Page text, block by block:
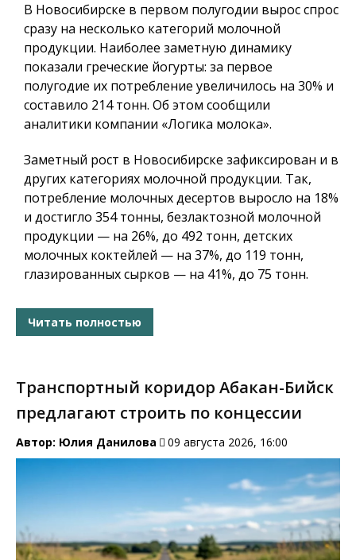
В Новосибирске в первом полугодии вырос спрос
сразу на несколько категорий молочной
продукции. Наиболее заметную динамику
показали греческие йогурты: за первое
полугодие их потребление увеличилось на 30% и
составило 214 тонн. Об этом сообщили
аналитики компании «Логика молока».
Заметный рост в Новосибирске зафиксирован и в
других категориях молочной продукции. Так,
потребление молочных десертов выросло на 18%
и достигло 354 тонны, безлактозной молочной
продукции — на 26%, до 492 тонн, детских
молочных коктейлей — на 37%, до 119 тонн,
глазированных сырков — на 41%, до 75 тонн.
Читать полностью
Транспортный коридор Абакан-Бийск
предлагают строить по концессии
Автор: Юлия Данилова 09 августа 2026, 16:00